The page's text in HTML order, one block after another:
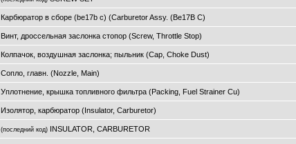
Карбюратор в сборе (be17b c) (Carburetor Assy. (Be17B C)
Винт, дроссельная заслонка стопор (Screw, Throttle Stop)
Колпачок, воздушная заслонка; пыльник (Cap, Choke Dust)
Сопло, главн. (Nozzle, Main)
Уплотнение, крышка топливного фильтра (Packing, Fuel Strainer Cu)
Изолятор, карбюратор (Insulator, Carburetor)
(последний код) INSULATOR, CARBURETOR